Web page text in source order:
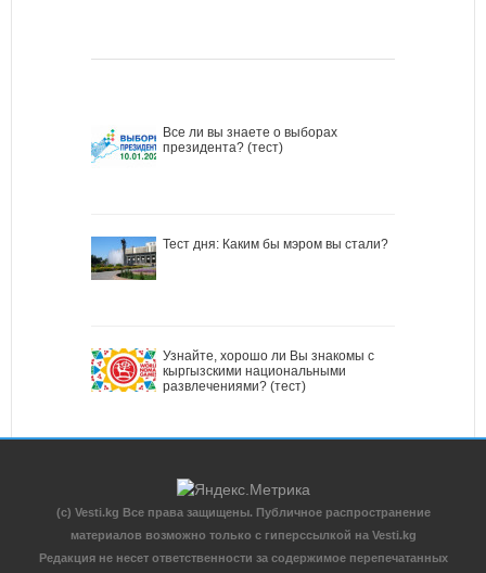
Все ли вы знаете о выборах
президента? (тест)
Тест дня: Каким бы мэром вы стали?
Узнайте, хорошо ли Вы знакомы с
кыргызскими национальными
развлечениями? (тест)
(c) Vesti.kg Все права защищены. Публичное распространение
материалов возможно только с гиперссылкой на Vesti.kg
Редакция не несет ответственности за содержимое перепечатанных